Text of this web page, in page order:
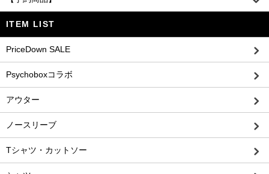
ITEM LIST
PriceDown SALE
Psychoboxコラボ
アウター
ノースリーブ
Tシャツ・カットソー